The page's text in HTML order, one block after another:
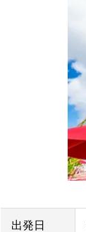
出発日